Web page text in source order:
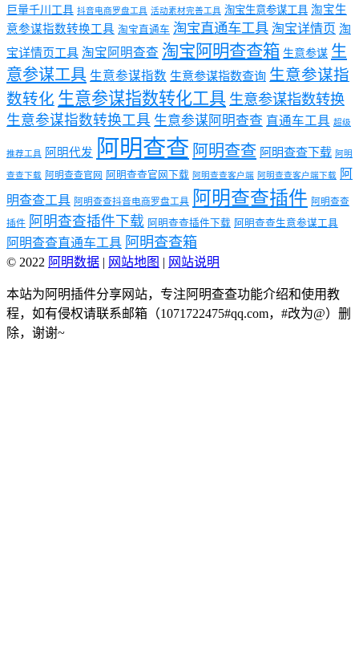
巨量千川工具 抖音电商罗盘工具 活动素材完善工具 淘宝生意参谋工具 淘宝生
意参谋指数转换工具 淘宝直通车 淘宝直通车工具 淘宝详情页 淘
宝详情页工具 淘宝阿明查查 淘宝阿明查查箱 生意参谋 生
意参谋工具 生意参谋指数 生意参谋指数查询 生意参谋指
数转化 生意参谋指数转化工具 生意参谋指数转换
生意参谋指数转换工具 生意参谋阿明查查 直通车工具 超级
推荐工具 阿明代发 阿明查查 阿明查查 阿明查查下载 阿明
查查下载 阿明查查官网 阿明查查官网下载 阿明查查客户端 阿明查查客户端下载
阿
明查查工具 阿明查查抖音电商罗盘工具 阿明查查插件 阿明查查
插件 阿明查查插件下载 阿明查查插件下载 阿明查查生意参谋工具
阿明查查直通车工具 阿明查查箱
© 2022 阿明数据 | 网站地图 | 网站说明
本站为阿明插件分享网站，专注阿明查查功能介绍和使用教
程，如有侵权请联系邮箱（1071722475#qq.com，#改为@）删
除，谢谢~